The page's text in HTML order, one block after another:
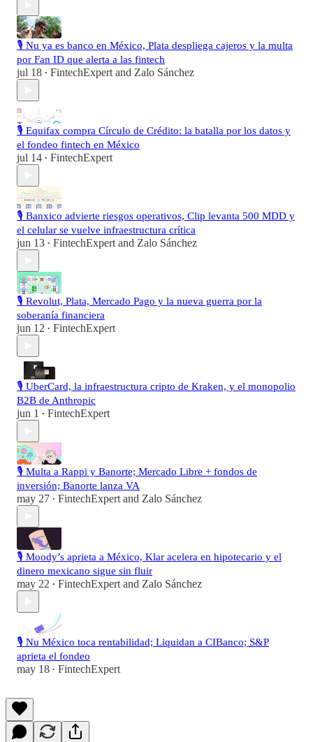
🎙️ Nu ya es banco en México, Plata despliega cajeros y la multa
por Fan ID que alerta a las fintech
jul 18 • FintechExpert and Zalo Sánchez
🎙️ Equifax compra Círculo de Crédito: la batalla por los datos y
el fondeo fintech en México
jul 14 • FintechExpert
🎙️ Banxico advierte riesgos operativos, Clip levanta 500 MDD y
el celular se vuelve infraestructura crítica
jun 13 • FintechExpert and Zalo Sánchez
🎙️ Revolut, Plata, Mercado Pago y la nueva guerra por la
soberanía financiera
jun 12 • FintechExpert
🎙️ UberCard, la infraestructura cripto de Kraken, y el monopolio
B2B de Anthropic
jun 1 • FintechExpert
🎙️ Multa a Rappi y Banorte; Mercado Libre + fondos de
inversión; Banorte lanza VA
may 27 • FintechExpert and Zalo Sánchez
🎙️ Moody’s aprieta a México, Klar acelera en hipotecario y el
dinero mexicano sigue sin fluir
may 22 • FintechExpert and Zalo Sánchez
🎙️ Nu México toca rentabilidad; Liquidan a CIBanco; S&P
aprieta el fondeo
may 18 • FintechExpert